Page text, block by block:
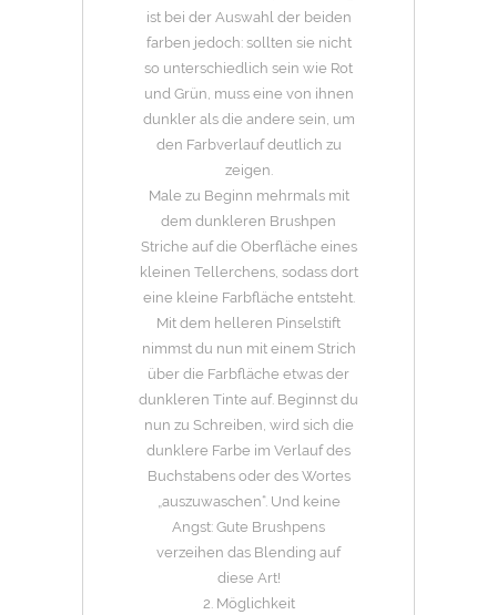
ist bei der Auswahl der beiden
farben jedoch: sollten sie nicht
so unterschiedlich sein wie Rot
und Grün, muss eine von ihnen
dunkler als die andere sein, um
den Farbverlauf deutlich zu
zeigen.
Male zu Beginn mehrmals mit
dem dunkleren Brushpen
Striche auf die Oberfläche eines
kleinen Tellerchens, sodass dort
eine kleine Farbfläche entsteht.
Mit dem helleren Pinselstift
nimmst du nun mit einem Strich
über die Farbfläche etwas der
dunkleren Tinte auf. Beginnst du
nun zu Schreiben, wird sich die
dunklere Farbe im Verlauf des
Buchstabens oder des Wortes
„auszuwaschen“. Und keine
Angst: Gute Brushpens
verzeihen das Blending auf
diese Art!
2. Möglichkeit